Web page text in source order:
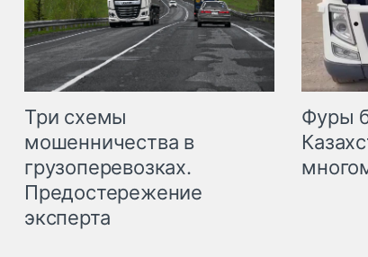
Три схемы
мошенничества в
грузоперевозках.
Предостережение
эксперта
Фуры